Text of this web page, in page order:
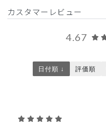
カスタマーレビュー
4.67
日付順 ↓ 評価順